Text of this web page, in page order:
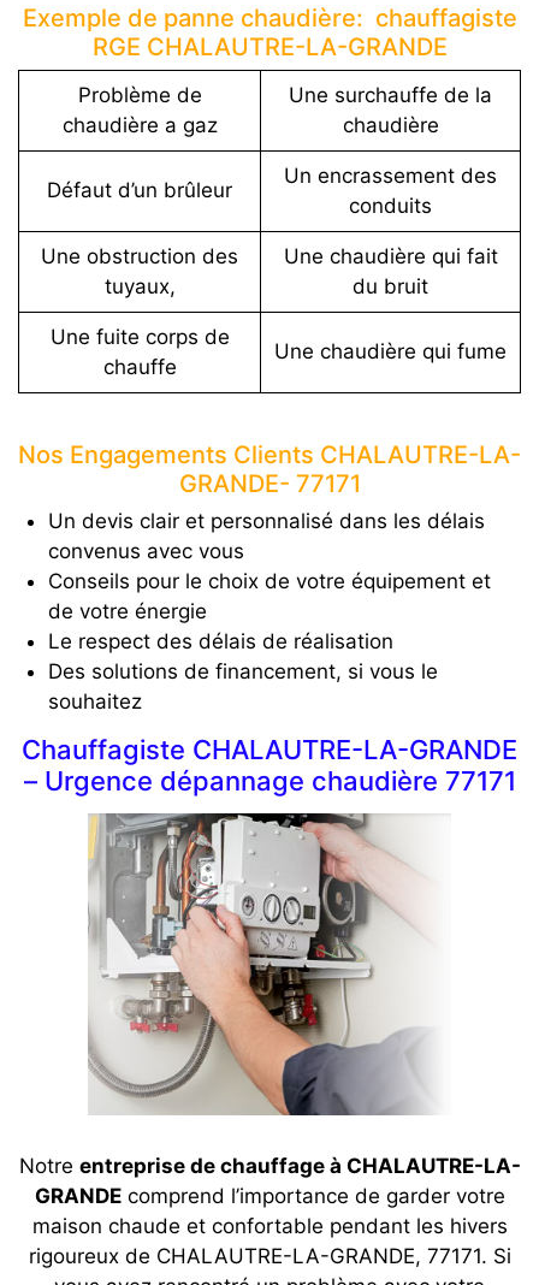
Exemple de panne chaudière: chauffagiste
RGE CHALAUTRE-LA-GRANDE
Problème de
chaudière a gaz
Une surchauffe de la
chaudière
Défaut d’un brûleur
Un encrassement des
conduits
Une obstruction des
tuyaux,
Une chaudière qui fait
du bruit
Une fuite corps de
chauffe
Une chaudière qui fume
Nos Engagements Clients CHALAUTRE-LA-
GRANDE- 77171
Un devis clair et personnalisé dans les délais
convenus avec vous
Conseils pour le choix de votre équipement et
de votre énergie
Le respect des délais de réalisation
Des solutions de financement, si vous le
souhaitez
Chauffagiste CHALAUTRE-LA-GRANDE
– Urgence dépannage chaudière 77171
Notre entreprise de chauffage à CHALAUTRE-LA-
GRANDEcomprend l’importance de garder votre
maison chaude et confortable pendant les hivers
rigoureux de CHALAUTRE-LA-GRANDE, 77171. Si